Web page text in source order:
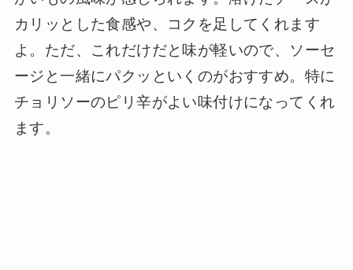
カリッとした食感や、コクを足してくれます
よ。ただ、これだけだと味が軽いので、ソーセ
ージと一緒にパクッといくのがおすすめ。特に
チョリソーのピリ辛がよい味付けになってくれ
ます。